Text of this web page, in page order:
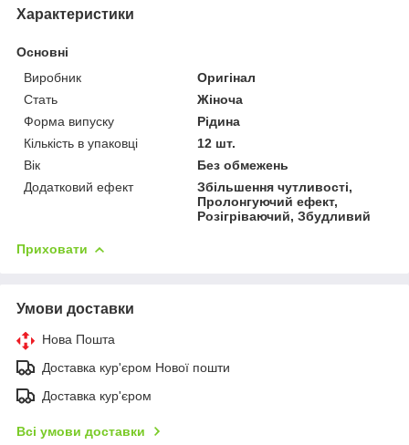
Характеристики
Основні
Виробник
Оригінал
Стать
Жіноча
Форма випуску
Рідина
Кількість в упаковці
12 шт.
Вік
Без обмежень
Додатковий ефект
Збільшення чутливості,
Пролонгуючий ефект,
Розігріваючий, Збудливий
Приховати
Умови доставки
Нова Пошта
Доставка кур'єром Нової пошти
Доставка кур'єром
Всі умови доставки